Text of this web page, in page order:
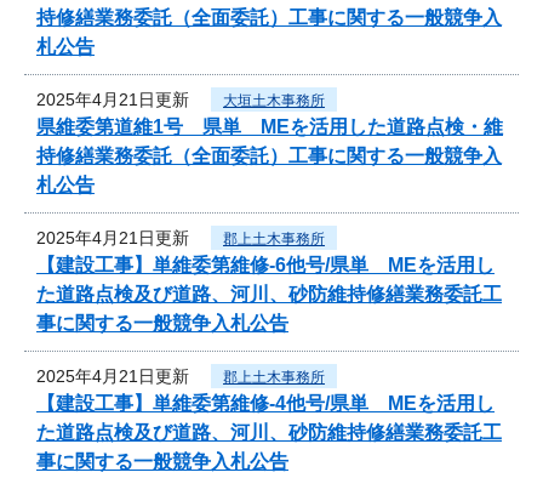
持修繕業務委託（全面委託）工事に関する一般競争入
札公告
2025年4月21日更新 大垣土木事務所
県維委第道維1号 県単 MEを活用した道路点検・維
持修繕業務委託（全面委託）工事に関する一般競争入
札公告
2025年4月21日更新 郡上土木事務所
【建設工事】単維委第維修‐6他号/県単 MEを活用し
た道路点検及び道路、河川、砂防維持修繕業務委託工
事に関する一般競争入札公告
2025年4月21日更新 郡上土木事務所
【建設工事】単維委第維修‐4他号/県単 MEを活用し
た道路点検及び道路、河川、砂防維持修繕業務委託工
事に関する一般競争入札公告